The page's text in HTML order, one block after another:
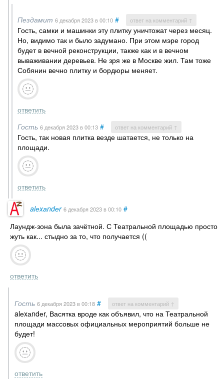
Пездамит 6 декабря 2023в 00:10 # ответ на комментарий ↑
Гость, самки и машинки эту плитку уничтожат через месяц.
Но, видимо так и было задумано. При этом мэре город
будет в вечной реконструкции, также как и в вечном
вываживании деревьев. Не зря же в Москве жил. Там тоже
Собянин вечно плитку и бордюры меняет.
ответить
Гость 6 декабря 2023в 00:13 # ответ на комментарий ↑
Гость, так новая плитка везде шатается, не только на
площади.
ответить
alеxаndеr 6 декабря 2023в 00:10 #
Лаундж-зона была зачётной. С Театральной площадью просто
жуть как... стыдно за то, что получается ((
ответить
Гость 6 декабря 2023в 00:18 # ответ на комментарий ↑
alеxаndеr, Васятка вроде как объявил, что на Театральной
площади массовых официальных мероприятий больше не
будет!
ответить